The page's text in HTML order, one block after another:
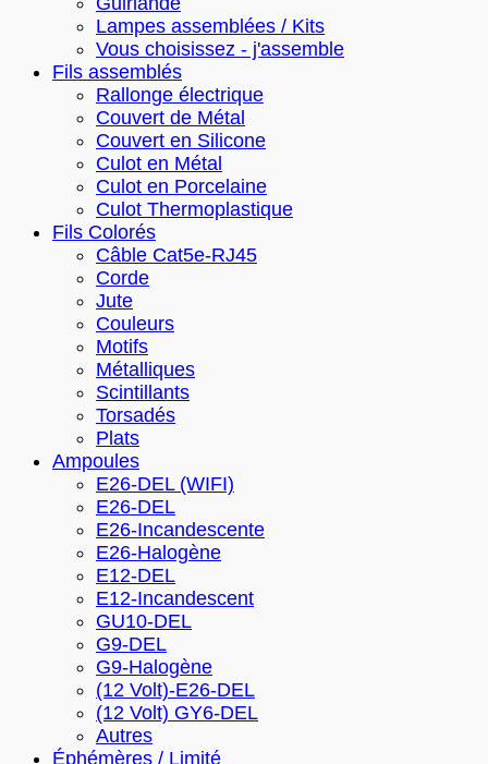
Lampes assemblées / Kits
Vous choisissez - j'assemble
Fils assemblés
Rallonge électrique
Couvert de Métal
Couvert en Silicone
Culot en Métal
Culot en Porcelaine
Culot Thermoplastique
Fils Colorés
Câble Cat5e-RJ45
Corde
Jute
Couleurs
Motifs
Métalliques
Scintillants
Torsadés
Plats
Ampoules
E26-DEL (WIFI)
E26-DEL
E26-Incandescente
E26-Halogène
E12-DEL
E12-Incandescent
GU10-DEL
G9-DEL
G9-Halogène
(12 Volt)-E26-DEL
(12 Volt) GY6-DEL
Autres
Éphémères / Limité